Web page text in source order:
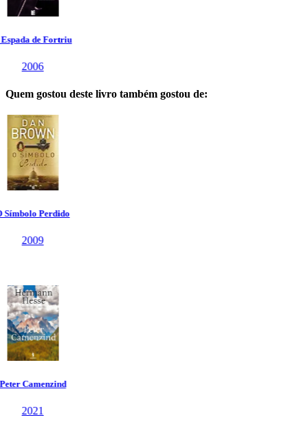
Quem gostou deste livro também gostou de: